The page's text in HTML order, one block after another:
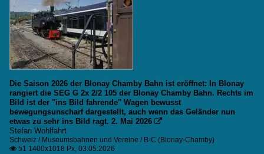
Die Saison 2026 der Blonay Chamby Bahn ist eröffnet: In Blonay
rangiert die SEG G 2x 2/2 105 der Blonay Chamby Bahn. Rechts im
Bild ist der "ins Bild fahrende" Wagen bewusst
bewegungsunscharf dargestellt, auch wenn das Geländer nun
etwas zu sehr ins Bild ragt. 2. Mai 2026

Stefan Wohlfahrt
Schweiz / Museumsbahnen und Vereine / B-C (Blonay-Chamby)
 51 1400x1018 Px, 03.05.2026